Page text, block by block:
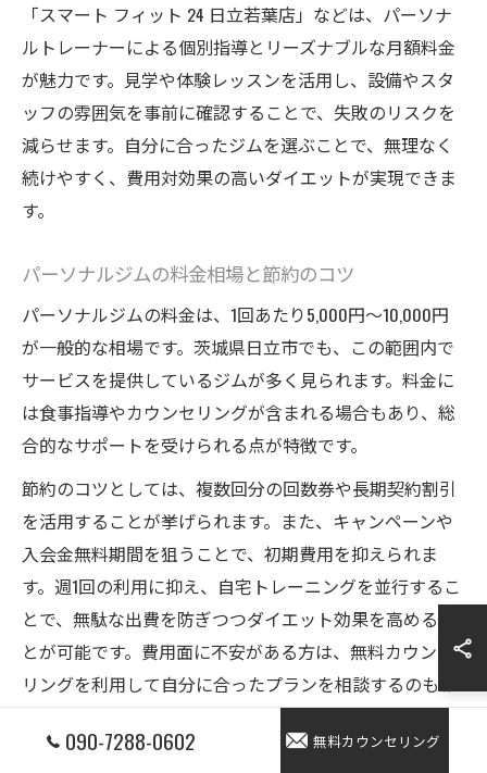
「スマート フィット 24 日立若葉店」などは、パーソナ
ルトレーナーによる個別指導とリーズナブルな月額料金
が魅力です。見学や体験レッスンを活用し、設備やスタ
ッフの雰囲気を事前に確認することで、失敗のリスクを
減らせます。自分に合ったジムを選ぶことで、無理なく
続けやすく、費用対効果の高いダイエットが実現できま
す。
パーソナルジムの料金相場と節約のコツ
パーソナルジムの料金は、1回あたり5,000円〜10,000円
が一般的な相場です。茨城県日立市でも、この範囲内で
サービスを提供しているジムが多く見られます。料金に
は食事指導やカウンセリングが含まれる場合もあり、総
合的なサポートを受けられる点が特徴です。
節約のコツとしては、複数回分の回数券や長期契約割引
を活用することが挙げられます。また、キャンペーンや
入会金無料期間を狙うことで、初期費用を抑えられま
す。週1回の利用に抑え、自宅トレーニングを並行するこ
とで、無駄な出費を防ぎつつダイエット効果を高めるこ
とが可能です。費用面に不安がある方は、無料カウンセ
リングを利用して自分に合ったプランを相談するのもお
090-7288-0602 無料カウンセリング